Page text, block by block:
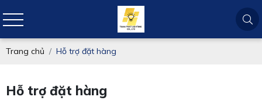
Trang chủ Hỗ trợ đặt hàng
Hỗ trợ đặt hàng